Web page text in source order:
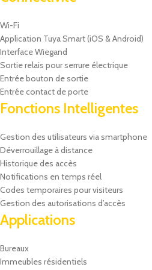
Wi-Fi
Application Tuya Smart (iOS & Android)
Interface Wiegand
Sortie relais pour serrure électrique
Entrée bouton de sortie
Entrée contact de porte
Fonctions Intelligentes
Gestion des utilisateurs via smartphone
Déverrouillage à distance
Historique des accès
Notifications en temps réel
Codes temporaires pour visiteurs
Gestion des autorisations d’accès
Applications
Bureaux
Immeubles résidentiels